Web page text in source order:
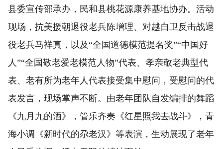
县委宣传部承办，民和县桃花源康养基地协办。活动
现场，抗美援朝退役老兵陈增理、对越自卫反击战退
役老兵马祥真，以及“全国道德模范提名奖”“中国好
人”“全国敬老爱老模范人物”代表、孝亲敬老典型代
表、老有所为老年人代表接受集中慰问，受慰问的代
表发言，现场掌声不断。由老年团队自发编排的舞蹈
《九月九的酒》，管乐齐奏《红星照我去战斗》，青
海小调《新时代的尕老汉》等表演，生动展现了老年